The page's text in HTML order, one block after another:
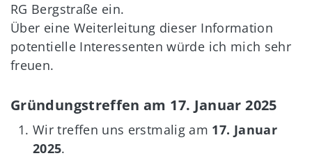
RG Bergstraße ein.
Über eine Weiterleitung dieser Information
potentielle Interessenten würde ich mich sehr
freuen.
Gründungstreffen am 17. Januar 2025
Wir treffen uns erstmalig am 17. Januar
2025.